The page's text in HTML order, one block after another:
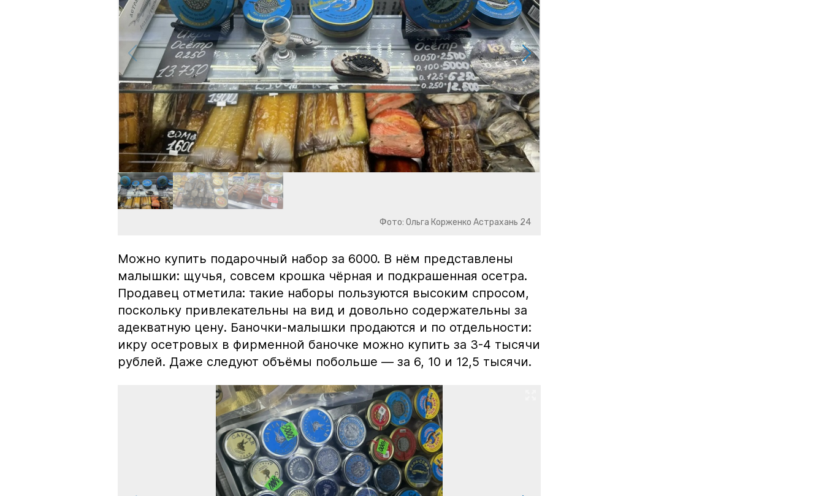
Фото: Ольга Корженко Астрахань 24
Можно купить подарочный набор за 6000. В нём представлены
малышки: щучья, совсем крошка чёрная и подкрашенная осетра.
Продавец отметила: такие наборы пользуются высоким спросом,
поскольку привлекательны на вид и довольно содержательны за
адекватную цену. Баночки-малышки продаются и по отдельности:
икру осетровых в фирменной баночке можно купить за 3-4 тысячи
рублей. Даже следуют объёмы побольше — за 6, 10 и 12,5 тысячи.